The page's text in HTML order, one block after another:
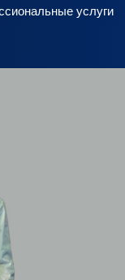
услуги